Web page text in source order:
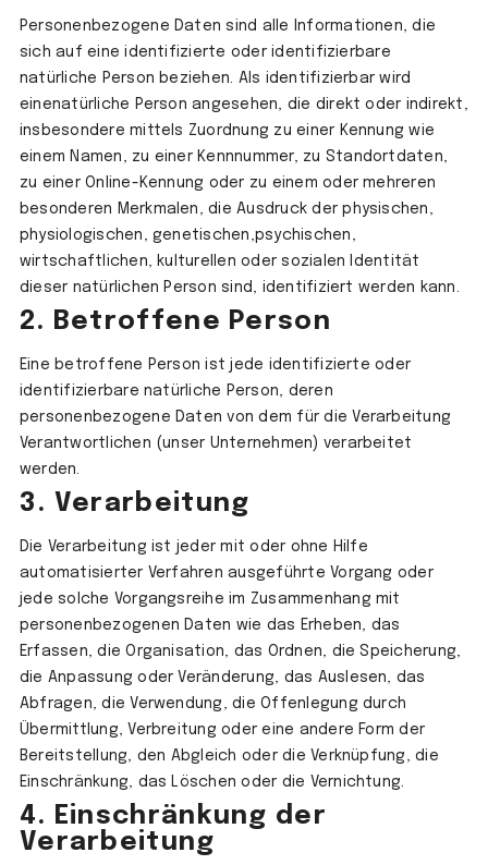
Personenbezogene Daten sind alle Informationen, die
sich auf eine identifizierte oder identifizierbare
natürliche Person beziehen. Als identifizierbar wird
einenatürliche Person angesehen, die direkt oder indirekt,
insbesondere mittels Zuordnung zu einer Kennung wie
einem Namen, zu einer Kennnummer, zu Standortdaten,
zu einer Online-Kennung oder zu einem oder mehreren
besonderen Merkmalen, die Ausdruck der physischen,
physiologischen, genetischen,psychischen,
wirtschaftlichen, kulturellen oder sozialen Identität
dieser natürlichen Person sind, identifiziert werden kann.
2. Betroffene Person
Eine betroffene Person ist jede identifizierte oder
identifizierbare natürliche Person, deren
personenbezogene Daten von dem für die Verarbeitung
Verantwortlichen (unser Unternehmen) verarbeitet
werden.
3. Verarbeitung
Die Verarbeitung ist jeder mit oder ohne Hilfe
automatisierter Verfahren ausgeführte Vorgang oder
jede solche Vorgangsreihe im Zusammenhang mit
personenbezogenen Daten wie das Erheben, das
Erfassen, die Organisation, das Ordnen, die Speicherung,
die Anpassung oder Veränderung, das Auslesen, das
Abfragen, die Verwendung, die Offenlegung durch
Übermittlung, Verbreitung oder eine andere Form der
Bereitstellung, den Abgleich oder die Verknüpfung, die
Einschränkung, das Löschen oder die Vernichtung.
4. Einschränkung der
Verarbeitung